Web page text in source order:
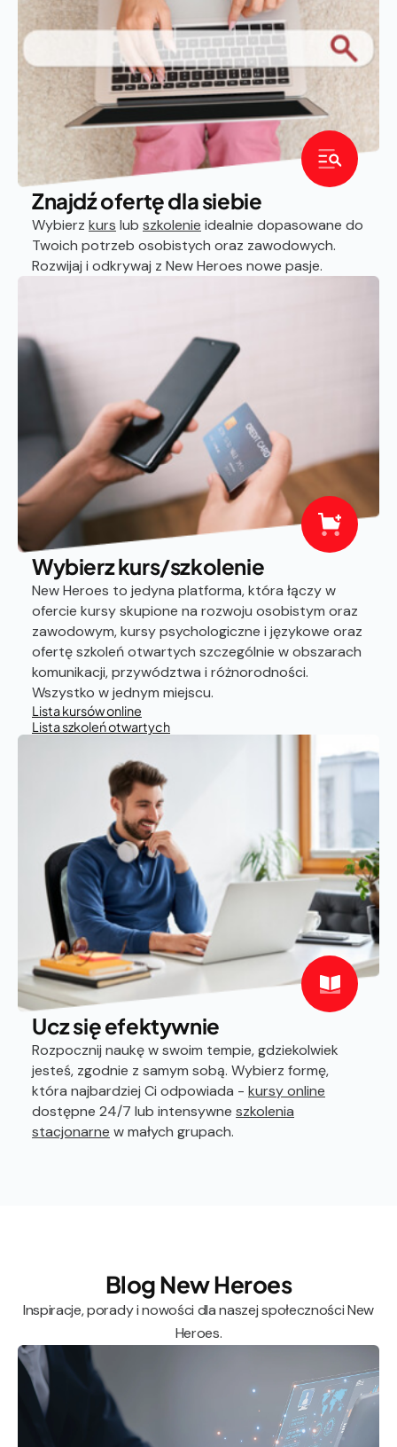
Znajdź ofertę dla siebie
Wybierz kurs lub szkolenie idealnie dopasowane do
Twoich potrzeb osobistych oraz zawodowych.
Rozwijaj i odkrywaj z New Heroes nowe pasje.
Wybierz kurs/szkolenie
New Heroes to jedyna platforma, która łączy w
ofercie kursy skupione na rozwoju osobistym oraz
zawodowym, kursy psychologiczne i językowe oraz
ofertę szkoleń otwartych szczególnie w obszarach
komunikacji, przywództwa i różnorodności.
Wszystko w jednym miejscu.
Lista kursów online
Lista szkoleń otwartych
Ucz się efektywnie
Rozpocznij naukę w swoim tempie, gdziekolwiek
jesteś, zgodnie z samym sobą. Wybierz formę,
która najbardziej Ci odpowiada - kursy online
dostępne 24/7 lub intensywne szkolenia
stacjonarne w małych grupach.
Blog New Heroes
Inspiracje, porady i nowości dla naszej społeczności New
Heroes.